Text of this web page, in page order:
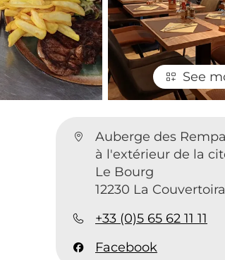
See
Auberge des
à l'extérieur de la
Le Bourg
12230 La
+33 (0)5 65 62 11 11
Facebook